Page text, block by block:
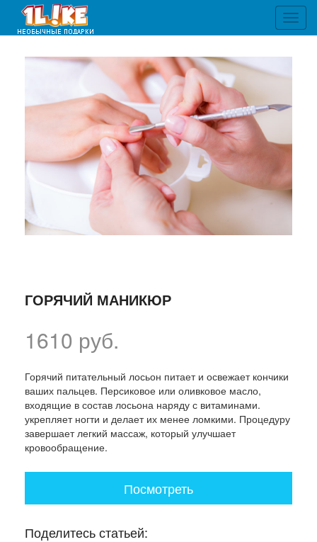
ГОРЯЧИЙ МАНИКЮР
1610 руб.
Горячий питательный лосьон питает и освежает кончики
ваших пальцев. Персиковое или оливковое масло,
входящие в состав лосьона наряду с витаминами.
укрепляет ногти и делает их менее ломкими. Процедуру
завершает легкий массаж, который улучшает
кровообращение.
Посмотреть
Поделитесь статьей: